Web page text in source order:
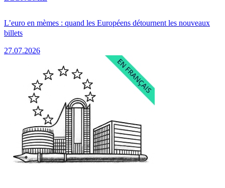
L’euro en mèmes : quand les Européens détournent les nouveaux
billets
27.07.2026